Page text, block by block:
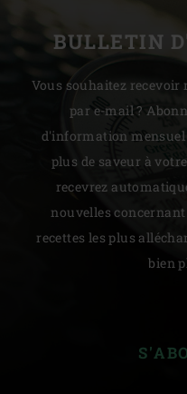
BULLETIN
Vous souhaitez recevoir
par e-mail ?
d'information
plus de saveur à
recevrez
nouvelles
recettes les plus
bien